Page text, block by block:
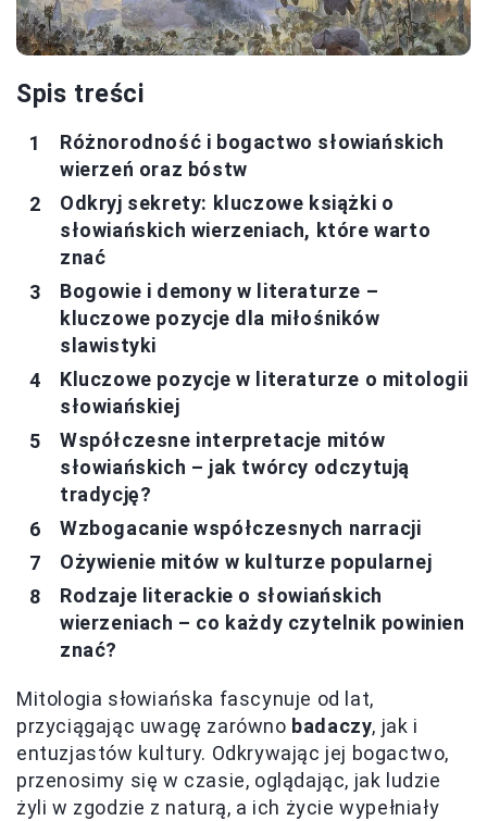
Spis treści
Różnorodność i bogactwo słowiańskich
wierzeń oraz bóstw
Odkryj sekrety: kluczowe książki o
słowiańskich wierzeniach, które warto
znać
Bogowie i demony w literaturze –
kluczowe pozycje dla miłośników
slawistyki
Kluczowe pozycje w literaturze o mitologii
słowiańskiej
Współczesne interpretacje mitów
słowiańskich – jak twórcy odczytują
tradycję?
Wzbogacanie współczesnych narracji
Ożywienie mitów w kulturze popularnej
Rodzaje literackie o słowiańskich
wierzeniach – co każdy czytelnik powinien
znać?
Mitologia słowiańska fascynuje od lat,
przyciągając uwagę zarówno badaczy, jak i
entuzjastów kultury. Odkrywając jej bogactwo,
przenosimy się w czasie, oglądając, jak ludzie
żyli w zgodzie z naturą, a ich życie wypełniały